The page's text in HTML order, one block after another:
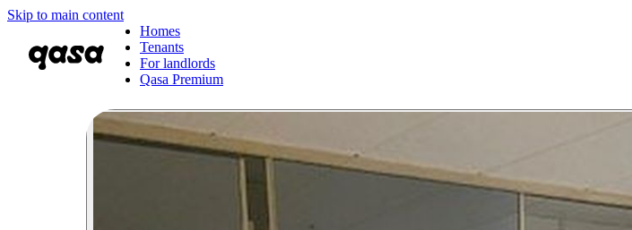
Skip to main content
Homes
Tenants
For landlords
Qasa Premium